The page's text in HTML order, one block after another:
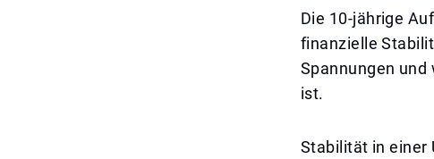
Die 10-jährige
finanzielle
Spannungen
ist.
Stabilität in einer